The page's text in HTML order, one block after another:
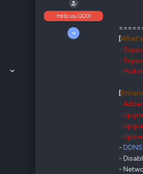
Help us, GOD!
5 Kwiecień 2008
[
-
-
-
[
-
-
-
-
- DDNS
-
-